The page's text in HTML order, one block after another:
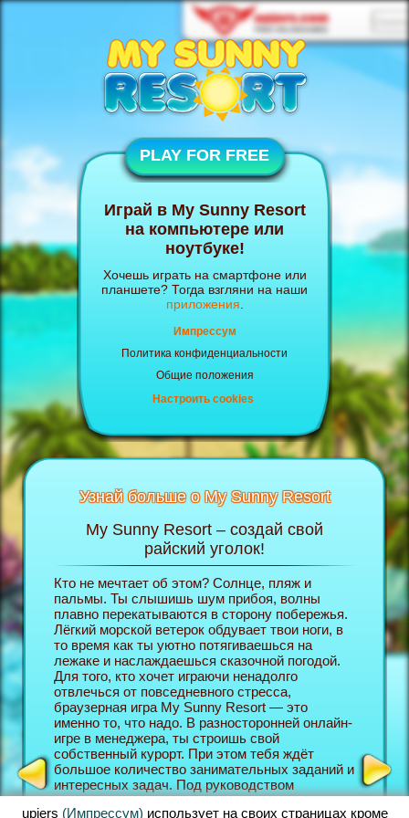
PLAY FOR FREE
Играй в My Sunny Resort
на компьютере или
ноутбуке!
Хочешь играть на смартфоне или
планшете? Тогда взгляни на наши
приложения
Импрессум
Политика конфиденциальности
Общие положения
Настроить cookies
Узнай больше о My Sunny Resort
ты
My Sunny Resort – создай свой
райский уголок!
Кто не мечтает об этом? Солнце, пляж и
пальмы. Ты слышишь шум прибоя, волны
плавно перекатываются в сторону побережья.
Лёгкий морской ветерок обдувает твои ноги, в
то время как ты уютно потягиваешься на
лежаке и наслаждаешься сказочной погодой.
Для того, кто хочет играючи ненадолго
отвлечься от повседневного стресса,
браузерная игра My Sunny Resort — это
именно то, что надо. В разносторонней онлайн-
игре в менеджера, ты строишь свой
собственный курорт. При этом тебя ждёт
большое количество занимательных заданий и
интересных задач. Под руководством
менеджера отеля ты ознакомишься в начале
В
на
и в
Resort
форме
игр,
upjers (Импрессум) использует на своих страницах кроме